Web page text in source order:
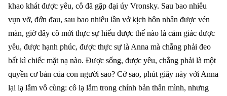
khao khát được yêu, cô đã gặp đại úy Vronsky. Sau bao nhiêu
vụn vỡ, đớn đau, sau bao nhiêu lần vở kịch hôn nhân được vén
màn, giờ đây cô mới thực sự hiểu được thế nào là cảm giác được
yêu, được hạnh phúc, được thực sự là Anna mà chẳng phải đeo
bất kì chiếc mặt nạ nào. Được sống, được yêu, chẳng phải là một
quyền cơ bản của con người sao? Cớ sao, phút giây này với Anna
lại lạ lẫm vô cùng: cô lạ lẫm trong chính bản thân mình, nhưng